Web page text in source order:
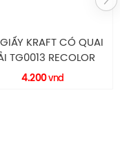
KRAFT CÓ QUAI
TG0013 RECOLOR
4.200vnd